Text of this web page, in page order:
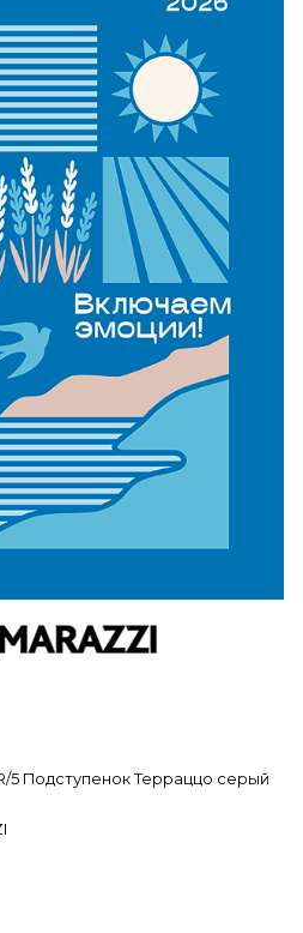
5 Подступенок Терраццо серый